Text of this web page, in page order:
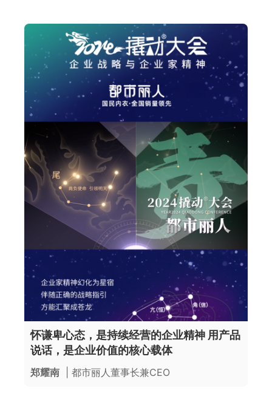
怀谦卑心态，是持续经营的企业精神 用产品
说话，是企业价值的核心载体
郑耀南 | 都市丽人董事长兼CEO